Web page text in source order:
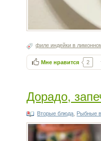
филе индейки в
Мне нравится 2
Дорадо,
Вторые блюда Рыбные